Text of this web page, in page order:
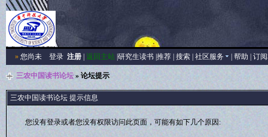
»您尚未 登录 注册| 返回主站| 研究生读书| 推荐| 搜索| 社区服务 帮助 订
三农中国读书论坛» 论坛提示
三农中国读书论坛 提示信息
您没有登录或者您没有权限访问此页面，可能有如下几个原因: